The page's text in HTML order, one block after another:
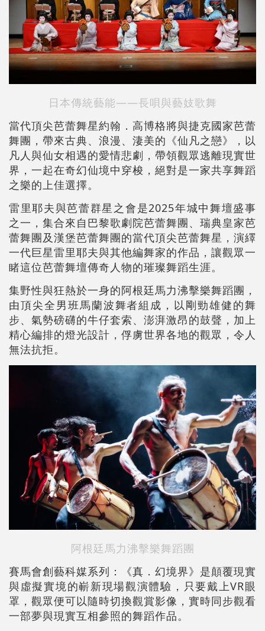
日本傳統藝能——長唄與藝妓歌舞
當代頂尖芭蕾舞星約翰．高博格將與捷克國家芭蕾
舞團，帶來古典、浪漫、淒美的《仙凡之戀》，以
凡人與仙女相遇的愛情悲劇，帶領觀眾逃離現實世
界，一起在奇幻仙境中穿梭，絕對是一家共享舞蹈
之樂的上佳選擇。
雷里耶夫與芭蕾群星之會是2025年城中舞壇盛事
之一，集合來自巴黎歌劇院芭蕾舞團、瑞典皇家芭
蕾舞團及漢堡芭蕾舞團的當代頂尖芭蕾舞星，演繹
一代巨星雷里耶夫與其他編舞家的作品，讓觀眾一
睹這位芭蕾舞壇傳奇人物的璀璨舞蹈生涯。
集野性與狂熱於一身的阿根廷馬力沸擊樂舞蹈團，
由頂尖全男班馬蘭波舞者組成，以剛勁雄健的舞
步、氣勢磅礴的牛仔套索、澎湃激昂的鼓聲，加上
精心編排的燈光設計，俘虜世界各地的觀眾，令人
無法抗拒。
阿根廷馬力沸擊樂舞蹈團
賽馬會創藝科媒系列：《真．幻境界》是顛覆現實
與虛擬實境的嶄新現場觀演體驗，只要戴上VR眼
罩，觀眾便可以隨時切換觀賞影像，實時同步觀看
一部夢與現實互相參照的舞蹈作品。